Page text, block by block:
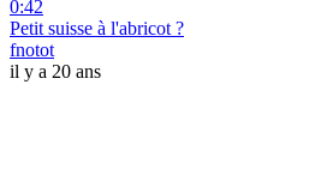
0:42
Petit suisse à l'abricot ?
fnotot
il y a 20 ans